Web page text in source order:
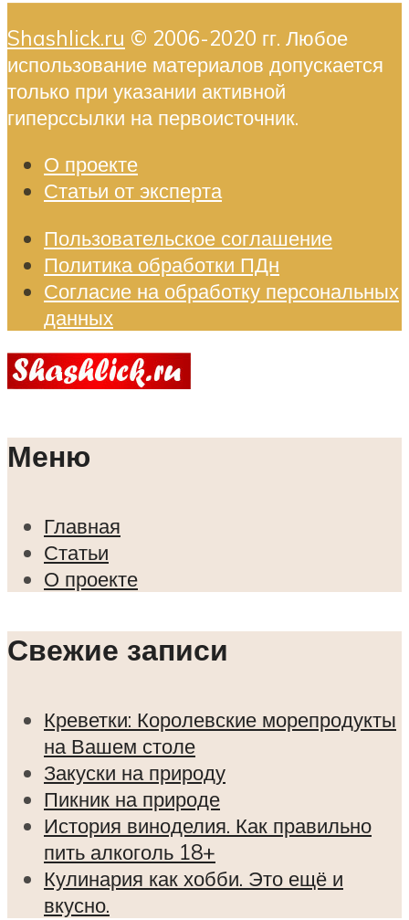
Shashlick.ru © 2006-2020 гг. Любое
использование материалов допускается
только при указании активной
гиперссылки на первоисточник.
О проекте
Статьи от эксперта
Пользовательское соглашение
Политика обработки ПДн
Согласие на обработку персональных
данных
Меню
Главная
Статьи
О проекте
Свежие записи
Креветки: Королевские морепродукты
на Вашем столе
Закуски на природу
Пикник на природе
История виноделия. Как правильно
пить алкоголь 18+
Кулинария как хобби. Это ещё и
вкусно.